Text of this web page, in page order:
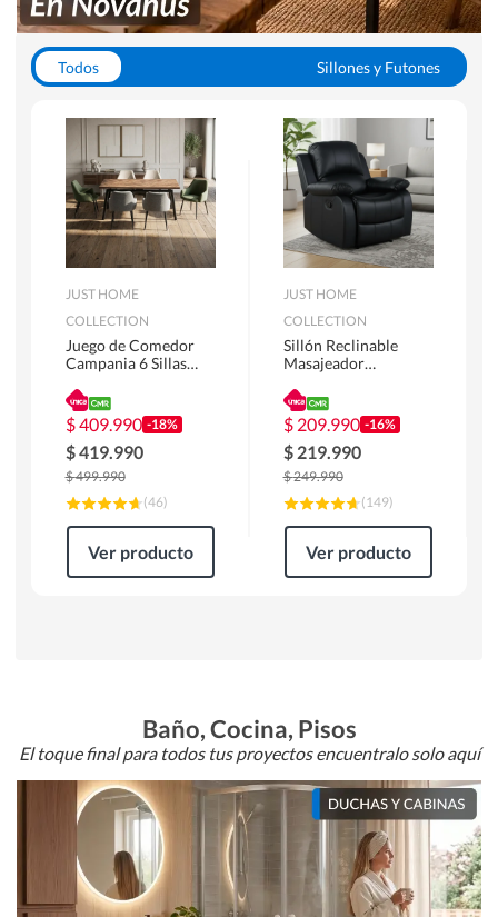
Todos
Sillones y Futones
Escritorios y Sillas PC
Racks y Muebles TV
Alfombras
JUST HOME
COLLECTION
Juego de Comedor
Campania 6 Sillas
180 x 90 x 76 cm
Café
$409.990 -18%
$419.990
$499.990
(46)
Ver producto
JUST HOME
COLLECTION
Sillón Reclinable
Masajeador
Atlanta 91x101x94
cm Negro
$ 209.990 -16%
$ 219.990
$249.990
(149)
Ver producto
Baño, Cocina, Pisos
El toque final para todos tus proyectos encuentralo solo aquí